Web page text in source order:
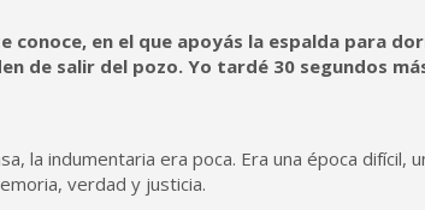
en el que apoyás la espalda para
de salir del pozo. Yo tardé 30 segundos
la indumentaria era poca. Era una época difícil,
verdad y justicia.